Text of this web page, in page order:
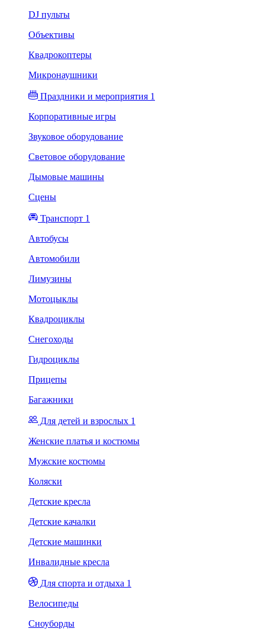
DJ пульты
Объективы
Квадрокоптеры
Микронаушники
Праздники и мероприятия 1
Корпоративные игры
Звуковое оборудование
Световое оборудование
Дымовые машины
Сцены
Транспорт 1
Автобусы
Автомобили
Лимузины
Мотоцыклы
Квадроциклы
Снегоходы
Гидроциклы
Прицепы
Багажники
Для детей и взрослых 1
Женские платья и костюмы
Мужские костюмы
Коляски
Детские кресла
Детские качалки
Детские машинки
Инвалидные кресла
Для спорта и отдыха 1
Велосипеды
Сноуборды